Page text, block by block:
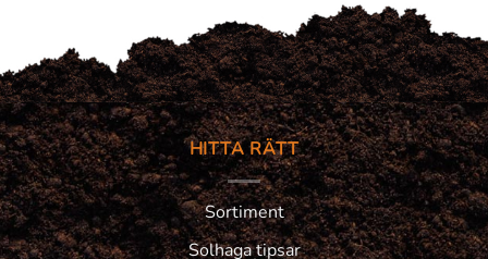
HITTA RÄTT
Sortiment
Solhaga tipsar